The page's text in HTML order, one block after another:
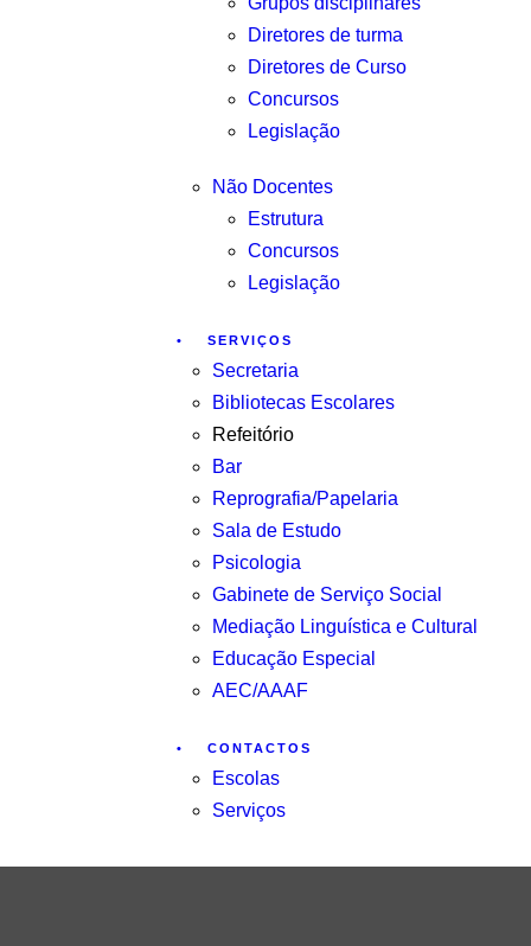
Diretores de turma
Diretores de Curso
Concursos
Legislação
Não Docentes
Estrutura
Concursos
Legislação
SERVIÇOS
Secretaria
Bibliotecas Escolares
Refeitório
Bar
Reprografia/Papelaria
Sala de Estudo
Psicologia
Gabinete de Serviço Social
Mediação Linguística e Cultural
Educação Especial
AEC/AAAF
CONTACTOS
Escolas
Serviços